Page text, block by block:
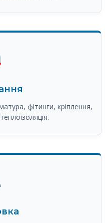
фітинги, кріплення,